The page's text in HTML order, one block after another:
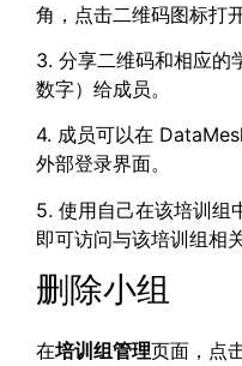
角，点击二维码图标打
3. 分享二维码和相应的
数字）给成员。
4. 成员可以在
外部登录界面。
5. 使用自己在该培训组
即可访问与该培训组相
删除小组
在培训组管理页面，点